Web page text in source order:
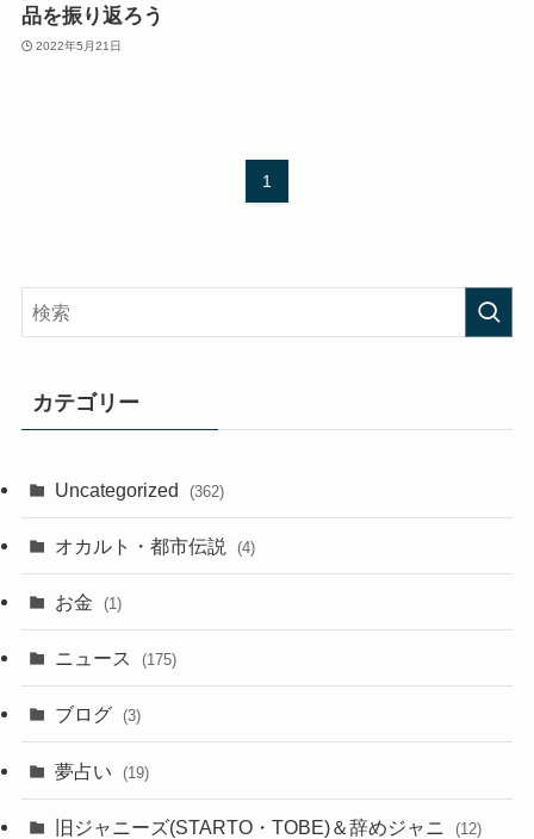
品を振り返ろう
2022年5月21日
1
カテゴリー
Uncategorized (362)
オカルト・都市伝説 (4)
お金 (1)
ニュース (175)
ブログ (3)
夢占い (19)
旧ジャニーズ(STARTO・TOBE)＆辞めジャニ (12)